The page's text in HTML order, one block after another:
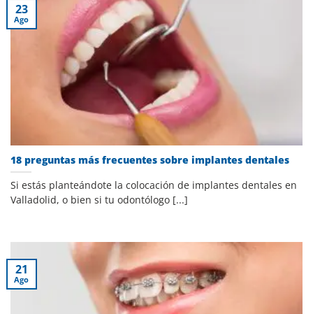
18 preguntas más frecuentes sobre implantes dentales
Si estás planteándote la colocación de implantes dentales en
Valladolid, o bien si tu odontólogo [...]
23
Ago
21
Ago